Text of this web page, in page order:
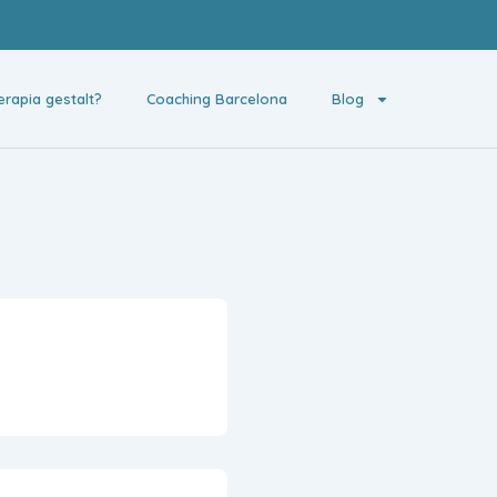
gestalt? Coaching Barcelona Blog